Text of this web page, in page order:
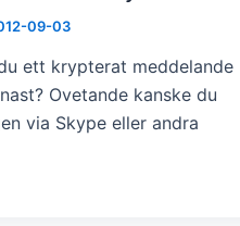
09-03
ett krypterat meddelande
Ovetande kanske du
via Skype eller andra